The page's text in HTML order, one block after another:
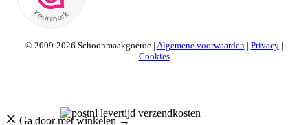
© 2009-2026 Schoonmaakgoeroe | Algemene voorwaarden| Privacy|
Cookies
Ga door met winkelen →